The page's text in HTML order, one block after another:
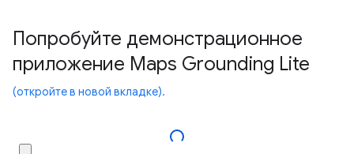
Попробуйте демонстрационное
приложение Maps Grounding Lite
(откройте в новой вкладке).